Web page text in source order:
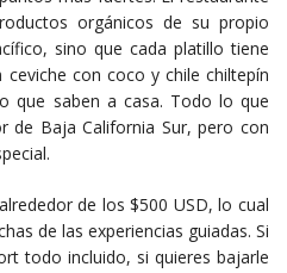
orgánicos de su propio
sino que cada platillo tiene
con coco y chile chiltepín
que saben a casa. Todo lo que
de Baja California Sur, pero con
de los $500 USD, lo cual
de las experiencias guiadas. Si
todo incluido, si quieres bajarle